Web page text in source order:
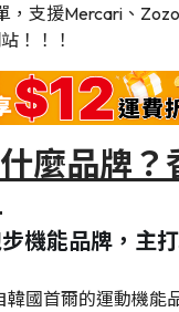
，支援Mercari、
！！！
麼品牌
機能品牌，主
韓國首爾的運動機能